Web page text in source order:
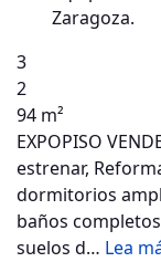
Zaragoza.
3
2
94 m²
EXPOPISO
estrenar,
dormitorios
baños
suelos d… Lea